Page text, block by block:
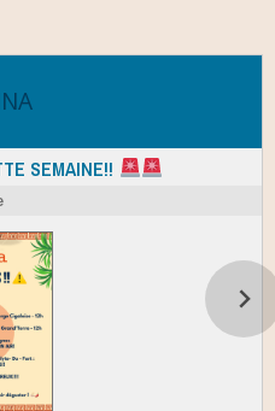
SEMAINE!!